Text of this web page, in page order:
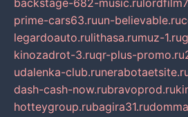
backstage-682-music.ru
prime-cars63.ruun-believable.ru
legardoauto.rulithasa.rumuz-1.ru
kinozadrot-3.ruqr-plus-promo.ru
udalenka-club.ru
dash-cash-now.rubravoprod.ru
hotteygroup.rubagira31.ru